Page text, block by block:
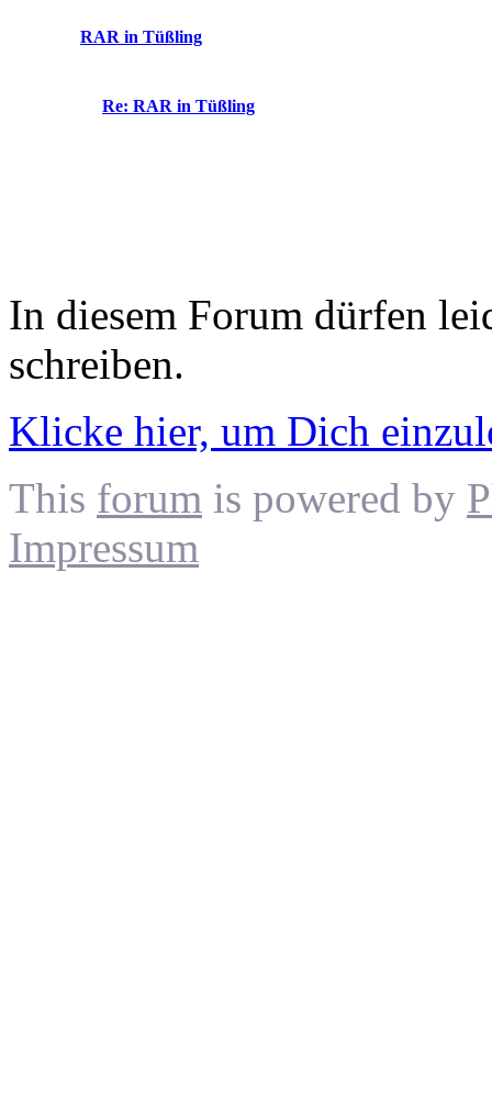
RAR in Tüßling
Re: RAR in Tüßling
In diesem Forum dürfen
schreiben.
Klicke hier, um Dich
This forum is powered by
Impressum